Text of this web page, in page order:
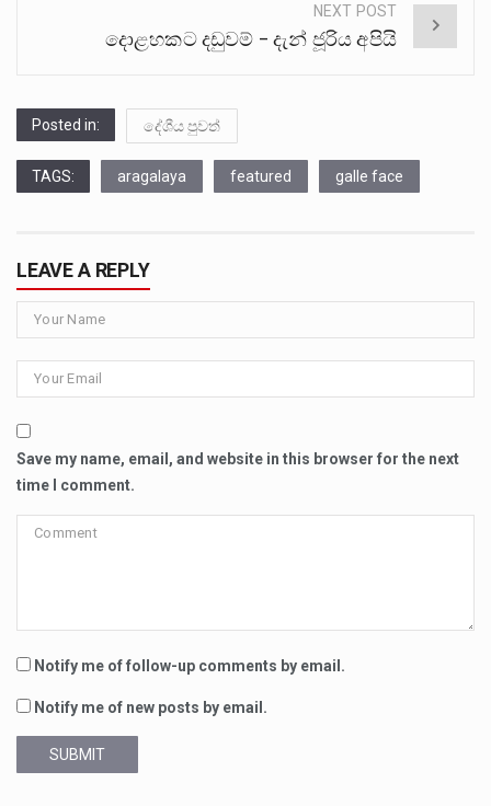
NEXT POST
දොළහකට දඩුවම් – දැන් ජූරිය අපියි
Posted in: දේශීය පුවත්
TAGS: aragalaya featured galle face
LEAVE A REPLY
Save my name, email, and website in this browser for the next
time I comment.
Notify me of follow-up comments by email.
Notify me of new posts by email.
SUBMIT